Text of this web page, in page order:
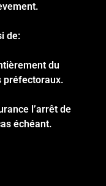
de:
du
préfectoraux.
l’arrêt de
échéant.